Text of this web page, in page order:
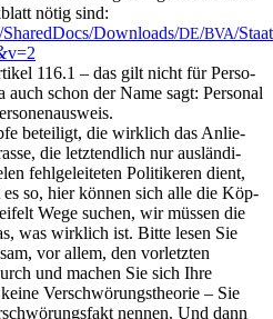
nötig sind:
Downloads/DE/BVA/
v=2
116.1 – das gilt nicht für Per­so­
auch schon der Name sagt: Per­so­nal
betei­ligt, die wirk­lich das Anlie­
die letzt­end­lich nur aus­län­di­
fehl­ge­lei­te­ten Poli­ti­keren dient,
so, hier kön­nen sich alle die Köp­
Wege suchen, wir müs­sen die
was wirk­lich ist. Bit­te lesen Sie
vor allem, den vor­letz­ten
und machen Sie sich Ihre
Ver­schwö­rungs­theo­rie – Sie
nen­nen. Und dann